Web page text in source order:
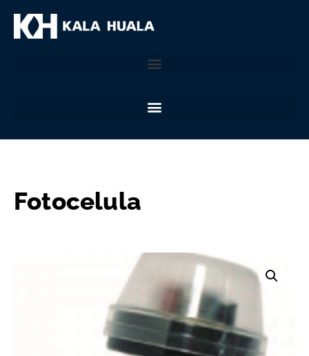
Fotocelula